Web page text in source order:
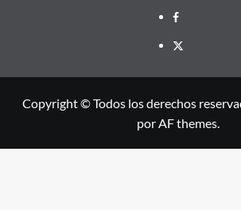
Facebook
X
Copyright © Todos los derechos
por AF themes.